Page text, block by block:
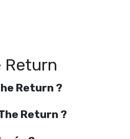
Return
Return ?
Return ?